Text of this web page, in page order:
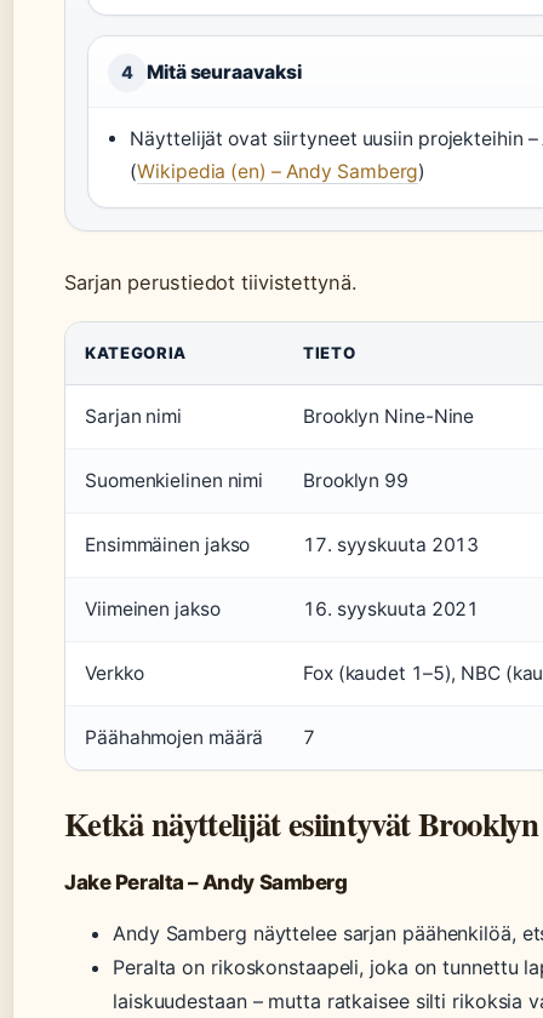
4 Mitä seuraavaksi
Näyttelijät ovat siirtyneet uusiin projekteihin
(Wikipedia (en) – Andy Samberg)
Sarjan perustiedot tiivistettynä.
KATEGORIA TIETO
Sarjan nimi Brooklyn Nine-Nine
Suomenkielinen nimi Brooklyn 99
Ensimmäinen jakso 17. syyskuuta 2013
Viimeinen jakso 16. syyskuuta 2021
Verkko Fox (kaudet 1–5), NBC
Päähahmojen määrä 7
Ketkä näyttelijät esiintyvät Brooklyn
Jake Peralta – Andy Samberg
Andy Samberg näyttelee sarjan päähenkilöä,
Peralta on rikoskonstaapeli, joka on tunnettu
laiskuudestaan – mutta ratkaisee silti rikoksia